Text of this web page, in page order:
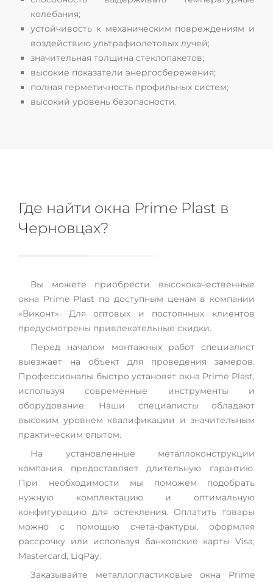
колебания;
устойчивость к механическим повреждениям и
воздействию ультрафиолетовых лучей;
значительная толщина стеклопакетов;
высокие показатели энергосбережения;
полная герметичность профильных систем;
высокий уровень безопасности.
Где найти окна Prime Plast в
Черновцах?
Вы можете приобрести высококачественные
окна Prime Plast по доступным ценам в компании
«Виконт». Для оптовых и постоянных клиентов
предусмотрены привлекательные скидки.
Перед началом монтажных работ специалист
выезжает на объект для проведения замеров.
Профессионалы быстро установят окна Prime Plast,
используя современные инструменты и
оборудование. Наши специалисты обладают
высоким уровнем квалификации и значительным
практическим опытом.
На установленные металлоконструкции
компания предоставляет длительную гарантию.
При необходимости мы поможем подобрать
нужную комплектацию и оптимальную
конфигурацию для остекления. Оплатить товары
можно с помощью счета-фактуры, оформляя
рассрочку или используя банковские карты Visa,
Mastercard, LiqPay.
Заказывайте металлопластиковые окна Prime